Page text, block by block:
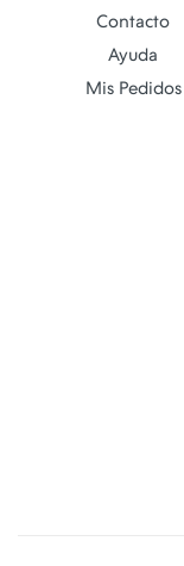
Contacto
Ayuda
Mis Pedidos